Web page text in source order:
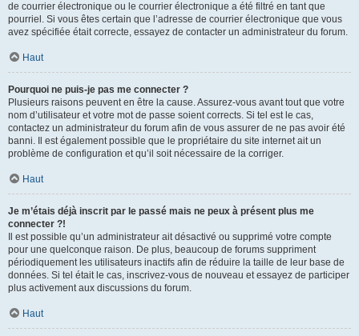
de courrier électronique ou le courrier électronique a été filtré en tant que
pourriel. Si vous êtes certain que l’adresse de courrier électronique que vous
avez spécifiée était correcte, essayez de contacter un administrateur du forum.
Haut
Pourquoi ne puis-je pas me connecter ?
Plusieurs raisons peuvent en être la cause. Assurez-vous avant tout que votre
nom d’utilisateur et votre mot de passe soient corrects. Si tel est le cas,
contactez un administrateur du forum afin de vous assurer de ne pas avoir été
banni. Il est également possible que le propriétaire du site internet ait un
problème de configuration et qu’il soit nécessaire de la corriger.
Haut
Je m’étais déjà inscrit par le passé mais ne peux à présent plus me
connecter ?!
Il est possible qu’un administrateur ait désactivé ou supprimé votre compte
pour une quelconque raison. De plus, beaucoup de forums suppriment
périodiquement les utilisateurs inactifs afin de réduire la taille de leur base de
données. Si tel était le cas, inscrivez-vous de nouveau et essayez de participer
plus activement aux discussions du forum.
Haut